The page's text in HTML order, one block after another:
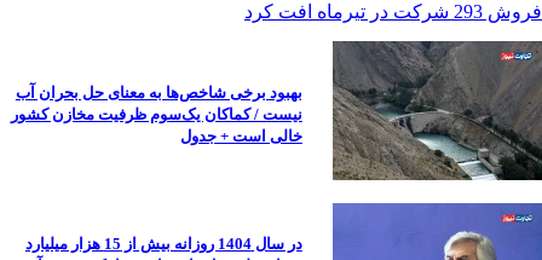
فروش 293 شرکت در تیرماه افت کرد
بهبود برخی شاخص‌ها به معنای حل بحران آب
نیست / کماکان یک‌سوم ظرفیت مخازن کشور
خالی است + جدول
در سال 1404 روزانه بیش از 15 هزار میلیارد